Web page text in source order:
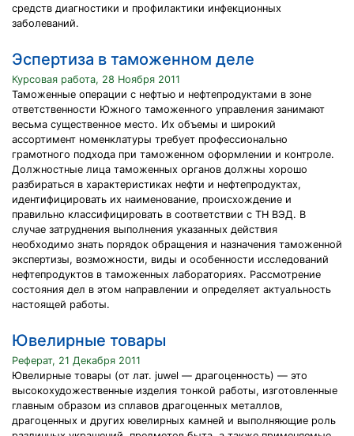
средств диагностики и профилактики инфекционных
заболеваний.
Эспертиза в таможенном деле
Курсовая работа, 28 Ноября 2011
Таможенные операции с нефтью и нефтепродуктами в зоне
ответственности Южного таможенного управления занимают
весьма существенное место. Их объемы и широкий
ассортимент номенклатуры требует профессионально
грамотного подхода при таможенном оформлении и контроле.
Должностные лица таможенных органов должны хорошо
разбираться в характеристиках нефти и нефтепродуктах,
идентифицировать их наименование, происхождение и
правильно классифицировать в соответствии с ТН ВЭД. В
случае затруднения выполнения указанных действия
необходимо знать порядок обращения и назначения таможенной
экспертизы, возможности, виды и особенности исследований
нефтепродуктов в таможенных лабораториях. Рассмотрение
состояния дел в этом направлении и определяет актуальность
настоящей работы.
Ювелирные товары
Реферат, 21 Декабря 2011
Ювелирные товары (от лат. juwel — драгоценность) — это
высокохудожественные изделия тонкой работы, изготовленные
главным образом из сплавов драгоценных металлов,
драгоценных и других ювелирных камней и выполняющие роль